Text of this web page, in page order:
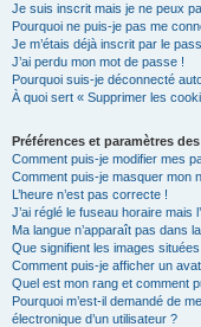
Je suis inscrit mais je ne peux
Pourquoi ne puis-je pas me
Je m’étais déjà inscrit par le
J’ai perdu mon mot de passe !
Pourquoi suis-je déconnecté
À quoi sert « Supprimer les
Préférences et paramètres
Comment puis-je modifier mes
Comment puis-je masquer mon
L’heure n’est pas correcte !
J’ai réglé le fuseau horaire mais
Ma langue n’apparaît pas dans
Que signifient les images
Comment puis-je afficher un
Quel est mon rang et comment
Pourquoi m’est-il demandé de
électronique d’un utilisateur ?